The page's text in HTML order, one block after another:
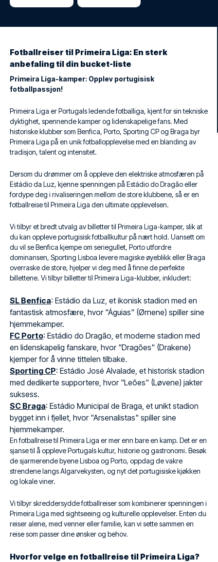
Fotballreiser til Primeira Liga: En sterk
anbefaling til din bucket-liste
Primeira Liga-kamper: Opplev portugisisk
fotballpassjon!
Primeira Liga er Portugals ledende fotballiga, kjent for sin tekniske
dyktighet, spennende kamper og lidenskapelige fans. Med
historiske klubber som Benfica, Porto, Sporting CP og Braga byr
Primeira Liga på en unik fotballopplevelse med en blanding av
tradisjon, talent og intensitet.
Dersom du drømmer om å oppleve den elektriske atmosfæren på
Estádio da Luz, kjenne spenningen på Estádio do Dragão eller
fordype deg i rivaliseringen mellom de store klubbene, så er en
fotballreise til Primeira Liga den ultimate opplevelsen.
Vi tilbyr et bredt utvalg av billetter til Primeira Liga-kamper, slik at
du kan oppleve portugisisk fotballkultur på nært hold. Uansett om
du vil se Benfica kjempe om seriegullet, Porto utfordre
dominansen, Sporting Lisboa levere magiske øyeblikk eller Braga
overraske de store, hjelper vi deg med å finne de perfekte
billettene. Vi tilbyr billetter til Primeira Liga-klubber, inkludert:
SL Benfica: Estádio da Luz, et ikonisk stadion med en
fantastisk atmosfære, hvor "Águias" (Ørnene) spiller sine
hjemmekamper.
FC Porto: Estádio do Dragão, et moderne stadion med
en lidenskapelig fanskare, hvor "Dragões" (Drakene)
kjemper for å vinne tittelen tilbake.
Sporting CP: Estádio José Alvalade, et historisk stadion
med dedikerte supportere, hvor "Leões" (Løvene) jakter
suksess.
SC Braga: Estádio Municipal de Braga, et unikt stadion
bygget inn i fjellet, hvor "Arsenalistas" spiller sine
hjemmekamper.
En fotballreise til Primeira Liga er mer enn bare en kamp. Det er en
sjanse til å oppleve Portugals kultur, historie og gastronomi. Besøk
de sjarmerende byene Lisboa og Porto, oppdag de vakre
strendene langs Algarvekysten, og nyt det portugisiske kjøkken
og lokale viner.
Vi tilbyr skreddersydde fotballreiser som kombinerer spenningen i
Primeira Liga med sightseeing og kulturelle opplevelser. Enten du
reiser alene, med venner eller familie, kan vi sette sammen en
reise som passer dine ønsker og behov.
Hvorfor velge en fotballreise til Primeira Liga?